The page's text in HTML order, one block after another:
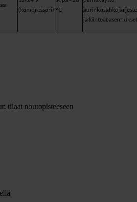
(kompressori) °C
ja kiinteät asennukset
tilaat noutopisteeseen